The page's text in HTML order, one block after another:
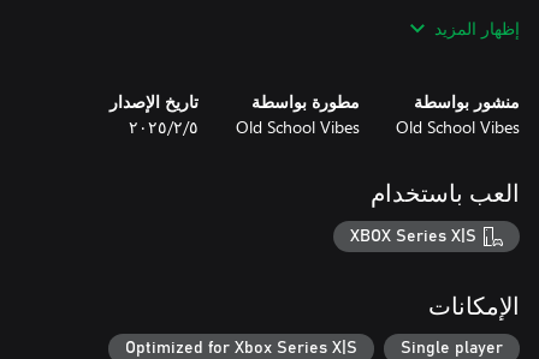
direction and prevent movement in the opposite direction.
إظهار المزيد
منشور بواسطة
Old School Vibes
مطورة بواسطة
Old School Vibes
تاريخ الإصدار
٥‏/٢‏/٢٠٢٥
العب باستخدام
XBOX Series X|S
الإمكانات
Single player
Optimized for Xbox Series X|S